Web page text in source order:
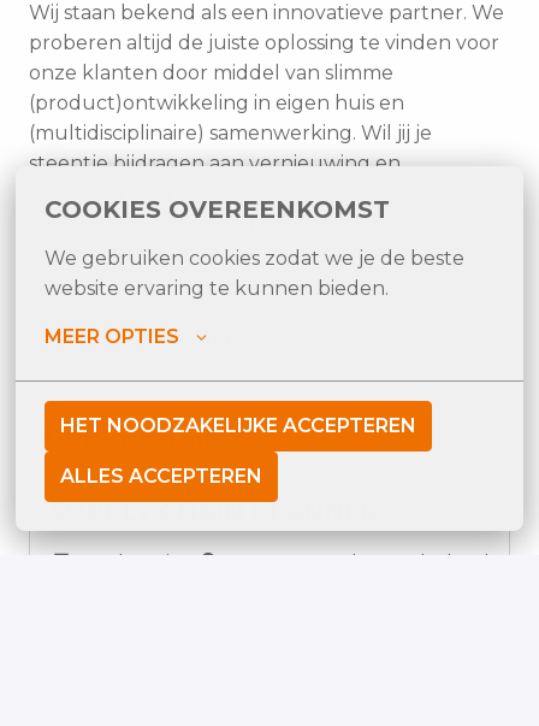
COOKIES OVEREENKOMST
We gebruiken cookies zodat we je de beste
website ervaring te kunnen bieden.
MEER OPTIES
HET NOODZAKELIJKE ACCEPTEREN
ALLES ACCEPTEREN
Wij staan bekend als een innovatieve partner. We
proberen altijd de juiste oplossing te vinden voor
onze klanten door middel van slimme
(product)ontwikkeling in eigen huis en
(multidisciplinaire) samenwerking. Wil jij je
steentje bijdragen aan vernieuwing en
vorm dan ook? Bekijk dan hieronder de
openstaande vacatures van M&G Group en
misschien werken we binnenkort samen!
LAAT FILTERS ZIEN
SUPPLY CHAIN
SUPPLY CHAIN PLANNER
Op locatie Drenthe Nederland